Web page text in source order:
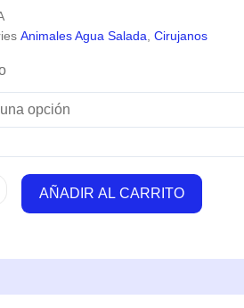
Animales Agua Salada Cirujanos
AÑADIR AL CARRITO